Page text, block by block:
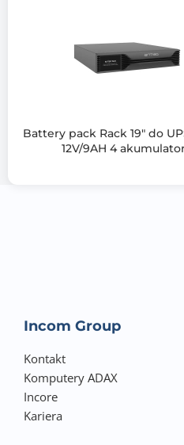
Battery pack Rack 19" do
12V/9AH 4
Incom Group
Kontakt
Komputery ADAX
Incore
Kariera